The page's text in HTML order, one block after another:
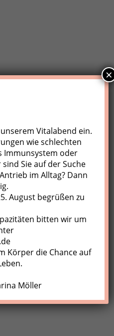
nicht mehr
Vitalabend ein.
wie schlechten
Immunsystem oder
Sie auf der Suche
im Alltag? Dann
August begrüßen zu
bitten wir um
Körper die Chance auf
Möller
×